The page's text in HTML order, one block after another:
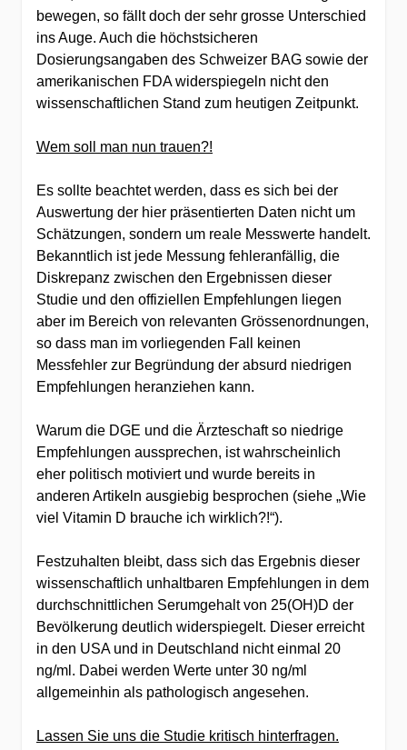
bewegen, so fällt doch der sehr grosse Unterschied
ins Auge. Auch die höchstsicheren
Dosierungsangaben des Schweizer BAG sowie der
amerikanischen FDA widerspiegeln nicht den
wissenschaftlichen Stand zum heutigen Zeitpunkt.
Wem soll man nun trauen?!
Es sollte beachtet werden, dass es sich bei der
Auswertung der hier präsentierten Daten nicht um
Schätzungen, sondern um reale Messwerte handelt.
Bekanntlich ist jede Messung fehleranfällig, die
Diskrepanz zwischen den Ergebnissen dieser
Studie und den offiziellen Empfehlungen liegen
aber im Bereich von relevanten Grössenordnungen,
so dass man im vorliegenden Fall keinen
Messfehler zur Begründung der absurd niedrigen
Empfehlungen heranziehen kann.
Warum die DGE und die Ärzteschaft so niedrige
Empfehlungen aussprechen, ist wahrscheinlich
eher politisch motiviert und wurde bereits in
anderen Artikeln ausgiebig besprochen (siehe „Wie
viel Vitamin D brauche ich wirklich?!“).
Festzuhalten bleibt, dass sich das Ergebnis dieser
wissenschaftlich unhaltbaren Empfehlungen in dem
durchschnittlichen Serumgehalt von 25(OH)D der
Bevölkerung deutlich widerspiegelt. Dieser erreicht
in den USA und in Deutschland nicht einmal 20
ng/ml. Dabei werden Werte unter 30 ng/ml
allgemeinhin als pathologisch angesehen.
Lassen Sie uns die Studie kritisch hinterfragen.